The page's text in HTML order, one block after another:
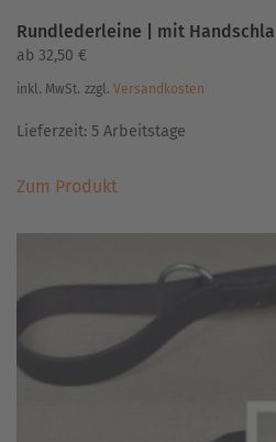
Rundlederleine | mit
ab 32,50 €
inkl. MwSt. zzgl. Versandkosten
Lieferzeit: 5 Arbeitstage
Zum ProduktProdukt
Varianten
Optionen
können